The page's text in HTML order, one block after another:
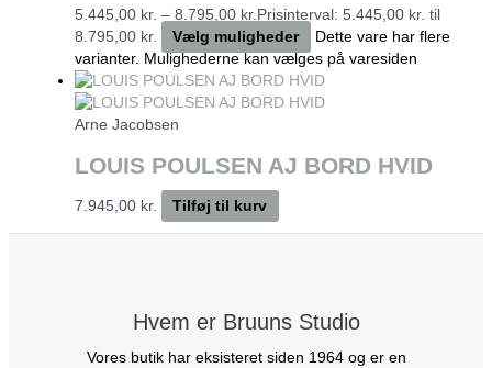
5.445,00 kr. – 8.795,00 kr. Prisinterval: 5.445,00 kr. til
8.795,00 kr.
Vælg muligheder
Dette vare har flere
varianter. Mulighederne kan vælges på varesiden
Arne Jacobsen
LOUIS POULSEN AJ BORD HVID
7.945,00 kr. Tilføj til kurv
Hvem er Bruuns Studio
Vores butik har eksisteret siden 1964 og er en